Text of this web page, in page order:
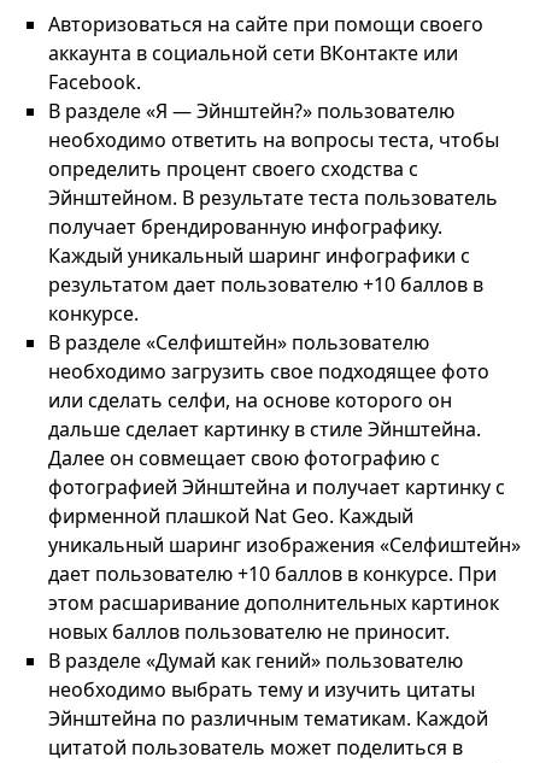
Авторизоваться на сайте при помощи своего
аккаунта в социальной сети ВКонтакте или
Facebook.
В разделе «Я — Эйнштейн?» пользователю
необходимо ответить на вопросы теста, чтобы
определить процент своего сходства с
Эйнштейном. В результате теста пользователь
получает брендированную инфографику.
Каждый уникальный шаринг инфографики с
результатом дает пользователю +10 баллов в
конкурсе.
В разделе «Селфиштейн» пользователю
необходимо загрузить свое подходящее фото
или сделать селфи, на основе которого он
дальше сделает картинку в стиле Эйнштейна.
Далее он совмещает свою фотографию с
фотографией Эйнштейна и получает картинку с
фирменной плашкой Nat Geo. Каждый
уникальный шаринг изображения «Селфиштейн»
дает пользователю +10 баллов в конкурсе. При
этом расшаривание дополнительных картинок
новых баллов пользователю не приносит.
В разделе «Думай как гений» пользователю
необходимо выбрать тему и изучить цитаты
Эйнштейна по различным тематикам. Каждой
цитатой пользователь может поделиться в